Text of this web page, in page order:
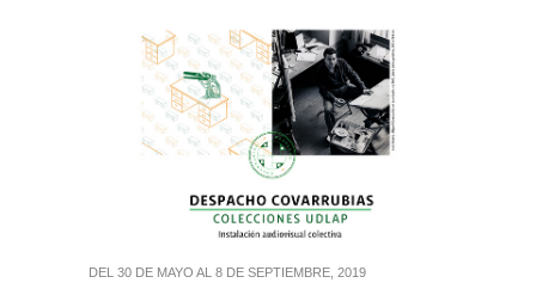
DEL 30 DE MAYO AL 8 DE SEPTIEMBRE, 2019